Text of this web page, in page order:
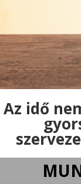
Az idő